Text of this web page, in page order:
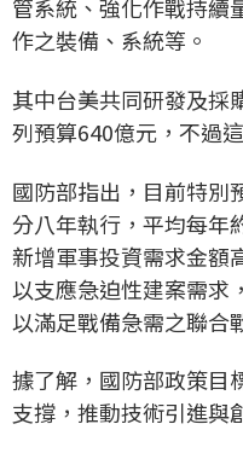
管系統、強化作戰持續
作之裝備、系統等。
其中台美共同研發及採
列預算640億元，不過
國防部指出，目前特別
分八年執行，平均每年
新增軍事投資需求金額
以支應急迫性建案需求
以滿足戰備急需之聯合
據了解，國防部政策目
支撐，推動技術引進與